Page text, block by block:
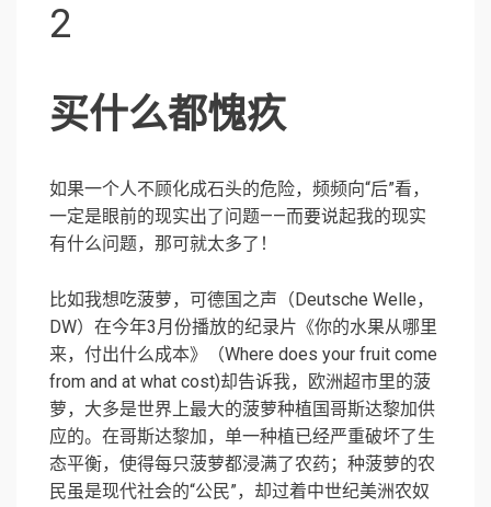
2
买什么都愧疚
如果一个人不顾化成石头的危险，频频向“后”看，
一定是眼前的现实出了问题——而要说起我的现实
有什么问题，那可就太多了！
比如我想吃菠萝，可德国之声（Deutsche Welle，
DW）在今年3月份播放的纪录片《你的水果从哪里
来，付出什么成本》（Where does your fruit come
from and at what cost)却告诉我，欧洲超市里的菠
萝，大多是世界上最大的菠萝种植国哥斯达黎加供
应的。在哥斯达黎加，单一种植已经严重破坏了生
态平衡，使得每只菠萝都浸满了农药；种菠萝的农
民虽是现代社会的“公民”，却过着中世纪美洲农奴